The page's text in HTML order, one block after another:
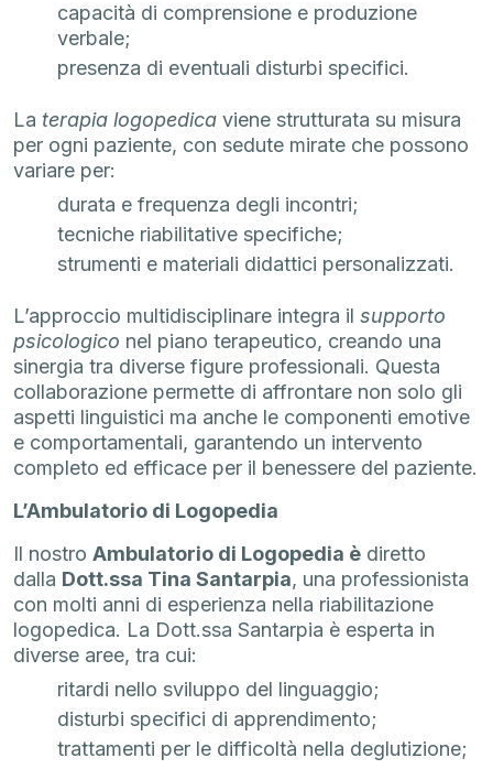
capacità di comprensione e produzione
verbale;
presenza di eventuali disturbi specifici.
La terapia logopedica viene strutturata su misura
per ogni paziente, con sedute mirate che possono
variare per:
durata e frequenza degli incontri;
tecniche riabilitative specifiche;
strumenti e materiali didattici personalizzati.
L’approccio multidisciplinare integra il supporto
psicologico nel piano terapeutico, creando una
sinergia tra diverse figure professionali. Questa
collaborazione permette di affrontare non solo gli
aspetti linguistici ma anche le componenti emotive
e comportamentali, garantendo un intervento
completo ed efficace per il benessere del paziente.
L’Ambulatorio di Logopedia
Il nostro Ambulatorio di Logopedia è diretto
dalla Dott.ssa Tina Santarpia, una professionista
con molti anni di esperienza nella riabilitazione
logopedica. La Dott.ssa Santarpia è esperta in
diverse aree, tra cui:
ritardi nello sviluppo del linguaggio;
disturbi specifici di apprendimento;
trattamenti per le difficoltà nella deglutizione;